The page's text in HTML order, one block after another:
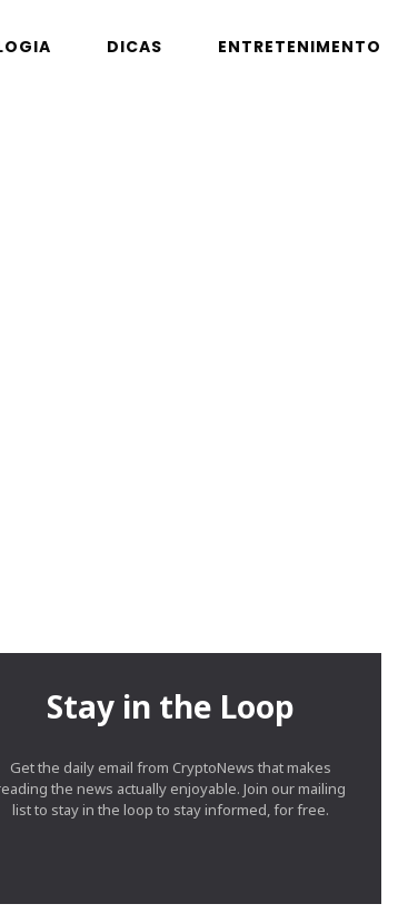
DICAS ENTRETENIMENTO
Stay in the Loop
Get the daily email from CryptoNews that makes
the news actually enjoyable. Join our mailing
list to stay in the loop to stay informed, for free.